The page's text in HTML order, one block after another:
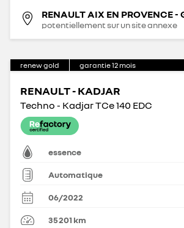
potentiellement sur un site annexe
renew gold garantie12 mois
RENAULT - KADJAR
Techno - Kadjar TCe 140 EDC
essence
Automatique
06/2022
35 201 km